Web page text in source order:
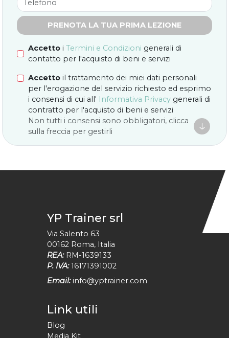
PRENOTA LA TUA PRIMA LEZIONE
Accetto i Termini e Condizioni generali di
contatto per l'acquisto di beni e servizi
Accetto il trattamento dei miei dati personali
per l'erogazione del servizio richiesto ed esprimo
i consensi di cui all' Informativa Privacy generali di
contratto per l'acquisto di beni e servizi
Non tutti i consensi sono obbligatori, clicca
sulla freccia per gestirli

YP Trainer srl
Via Salento 63
00162 Roma, Italia
REA: RM-1639133
P. IVA: 16171391002
Email: info@yptrainer.com
Link utili
Blog
Media Kit